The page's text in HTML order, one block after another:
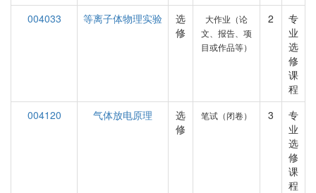
004033
等离子体物理实验
选
修
大作业（论
文、报告、项
目或作品等）
2
专
业
选
修
课
程
004120
气体放电原理
选
修
笔试（闭卷） 3
专
业
选
修
课
程